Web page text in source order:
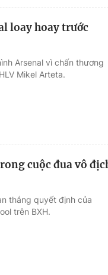
loay hoay trước
Arsenal vì chấn thương
Mikel Arteta.
cuộc đua vô
thắng quyết định của
trên BXH.